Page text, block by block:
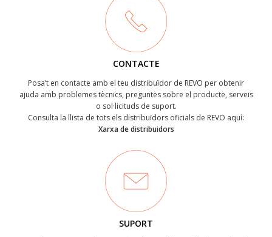
CONTACTE
Posa’t en contacte amb el teu distribuïdor de REVO per obtenir
ajuda amb problemes tècnics, preguntes sobre el producte, serveis
o sol·licituds de suport.
Consulta la llista de tots els distribuïdors oficials de REVO aquí:
Xarxa de distribuidors
SUPORT